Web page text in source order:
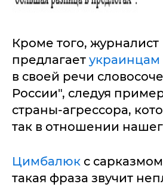
Кроме того, журналист
предлагает украинцам
в своей речи
России", следуя
страны-агрессора,
так в отношении
Цимбалюк с
такая фраза звучит